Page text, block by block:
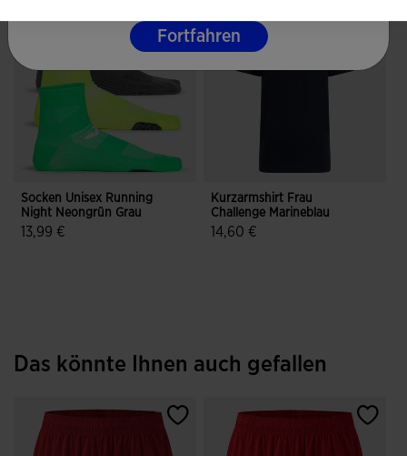
Socken Unisex Running
Night Neongrün Grau
13,99 €
Kurzarmshirt Frau
Challenge Marineblau
14,60 €
Das könnte Ihnen auch gefallen
Fortfahren